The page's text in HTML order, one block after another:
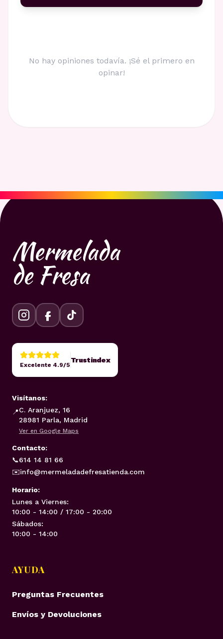
No hay opiniones todavía. ¡Sé el primero en
opinar!
Mermelada
de Fresa
Excelente 4.9/5
Trustindex
Visítanos:
📍C. Aranjuez, 16
28981 Parla, Madrid
Ver en Google Maps
Contacto:
📞614 14 81 66
✉️info@mermeladadefresatienda.com
Horario:
Lunes a Viernes:
10:00 - 14:00 / 17:00 - 20:00
Sábados:
10:00 - 14:00
AYUDA
Preguntas Frecuentes
Envíos y Devoluciones